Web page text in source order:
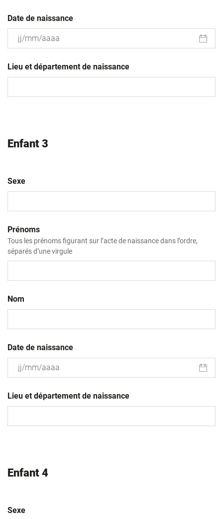
Date de naissance
slash
MM
Lieu et département de naissance
Enfant 3
Sexe
Prénoms
Tous les prénoms figurant sur l’acte de naissance dans l’ordre,
séparés d’une virgule
Nom
Date de naissance
slash
MM
Lieu et département de naissance
Enfant 4
Sexe